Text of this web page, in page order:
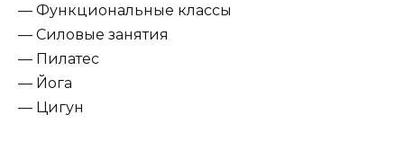
— Функциональные классы
— Силовые занятия
— Пилатес
— Йога
— Цигун